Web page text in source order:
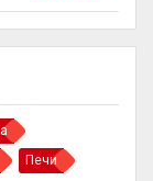
Печи